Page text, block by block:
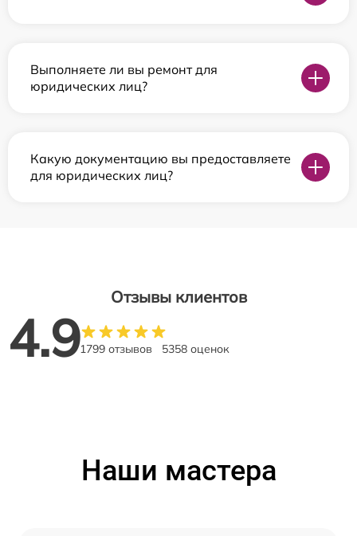
Выполняете ли вы ремонт для
юридических лиц?
Какую документацию вы предоставляете
для юридических лиц?
Отзывы клиентов
4.91799 отзывов 5358 оценок
Наши мастера